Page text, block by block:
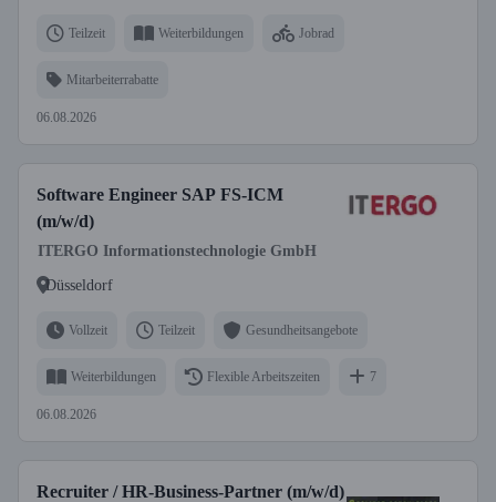
Teilzeit Weiterbildungen Jobrad
Mitarbeiterrabatte
06.08.2026
Software Engineer SAP FS-ICM
(m/w/d)
ITERGO Informationstechnologie GmbH
Düsseldorf
Vollzeit Teilzeit Gesundheitsangebote
Weiterbildungen Flexible Arbeitszeiten 7
06.08.2026
Recruiter / HR-Business-Partner (m/w/d)